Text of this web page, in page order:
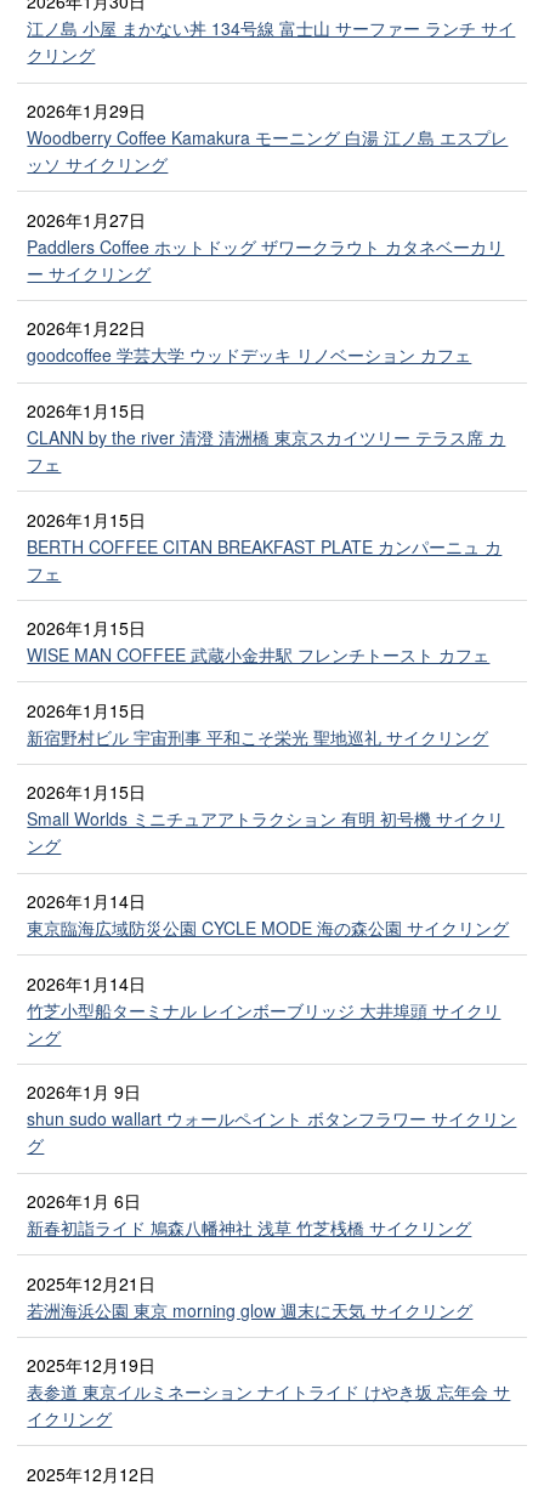
江ノ島 小屋 まかない丼 134号線 富士山 サーファー ランチ サイ
クリング
2026年1月29日
Woodberry Coffee Kamakura モーニング 白湯 江ノ島 エスプレ
ッソ サイクリング
2026年1月27日
Paddlers Coffee ホットドッグ ザワークラウト カタネベーカリ
ー サイクリング
2026年1月22日
goodcoffee 学芸大学 ウッドデッキ リノベーション カフェ
2026年1月15日
CLANN by the river 清澄 清洲橋 東京スカイツリー テラス席 カ
フェ
2026年1月15日
BERTH COFFEE CITAN BREAKFAST PLATE カンパーニュ カ
フェ
2026年1月15日
WISE MAN COFFEE 武蔵小金井駅 フレンチトースト カフェ
2026年1月15日
新宿野村ビル 宇宙刑事 平和こそ栄光 聖地巡礼 サイクリング
2026年1月15日
Small Worlds ミニチュアアトラクション 有明 初号機 サイクリ
ング
2026年1月14日
東京臨海広域防災公園 CYCLE MODE 海の森公園 サイクリング
2026年1月14日
竹芝小型船ターミナル レインボーブリッジ 大井埠頭 サイクリ
ング
2026年1月 9日
shun sudo wallart ウォールペイント ボタンフラワー サイクリン
グ
2026年1月 6日
新春初詣ライド 鳩森八幡神社 浅草 竹芝桟橋 サイクリング
2025年12月21日
若洲海浜公園 東京 morning glow 週末に天気 サイクリング
2025年12月19日
表参道 東京イルミネーション ナイトライド けやき坂 忘年会 サ
イクリング
2025年12月12日